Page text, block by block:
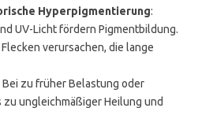
Hyperpigmentierung:
UV-Licht fördern Pigmentbildung.
verursachen, die lange
Bei zu früher Belastung oder
zu ungleichmäßiger Heilung und